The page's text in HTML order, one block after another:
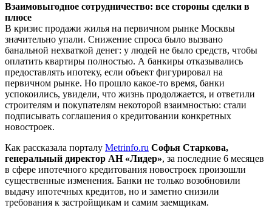
Взаимовыгодное сотрудничество: все стороны сделки в
плюсе
В кризис продажи жилья на первичном рынке Москвы
значительно упали. Снижение спроса было вызвано
банальной нехваткой денег: у людей не было средств, чтобы
оплатить квартиры полностью. А банкиры отказывались
предоставлять ипотеку, если объект фигурировал на
первичном рынке. Но прошло какое-то время, банки
успокоились, увидели, что жизнь продолжается, и ответили
строителям и покупателям некоторой взаимностью: стали
подписывать соглашения о кредитовании конкретных
новостроек.
Как рассказала порталу Metrinfo.ru Софья Старкова,
генеральный директор АН «Лидер», за последние 6 месяцев
в сфере ипотечного кредитования новостроек произошли
существенные изменения. Банки не только возобновили
выдачу ипотечных кредитов, но и заметно снизили
требования к застройщикам и самим заемщикам.